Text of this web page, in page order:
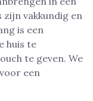
zijn vakkundig en
is een
huis te
te geven. We
een